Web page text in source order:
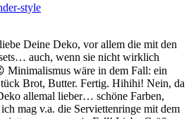
style
Deine Deko, vor allem die mit den
auch, wenn sie nicht wirklich
Minimalismus wäre in dem Fall: ein
Brot, Butter. Fertig. Hihihi! Nein, da
allemal lieber… schöne Farben,
mag v.a. die Serviettenringe mit dem